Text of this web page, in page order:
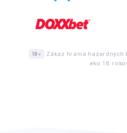
18+
Zákaz hrania
ako 18